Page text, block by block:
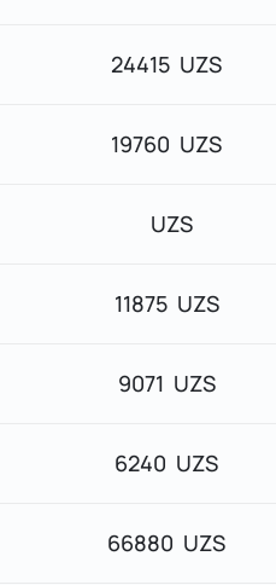
24415 UZS
19760 UZS
UZS
11875 UZS
9071 UZS
6240 UZS
66880 UZS